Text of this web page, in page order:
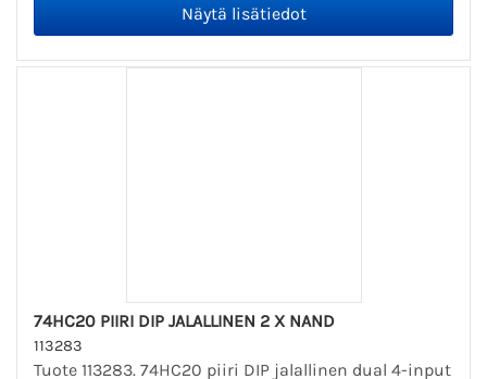
74HC20 PIIRI DIP JALALLINEN 2 X NAND
113283
Tuote 113283. 74HC20 piiri DIP jalallinen dual 4-input